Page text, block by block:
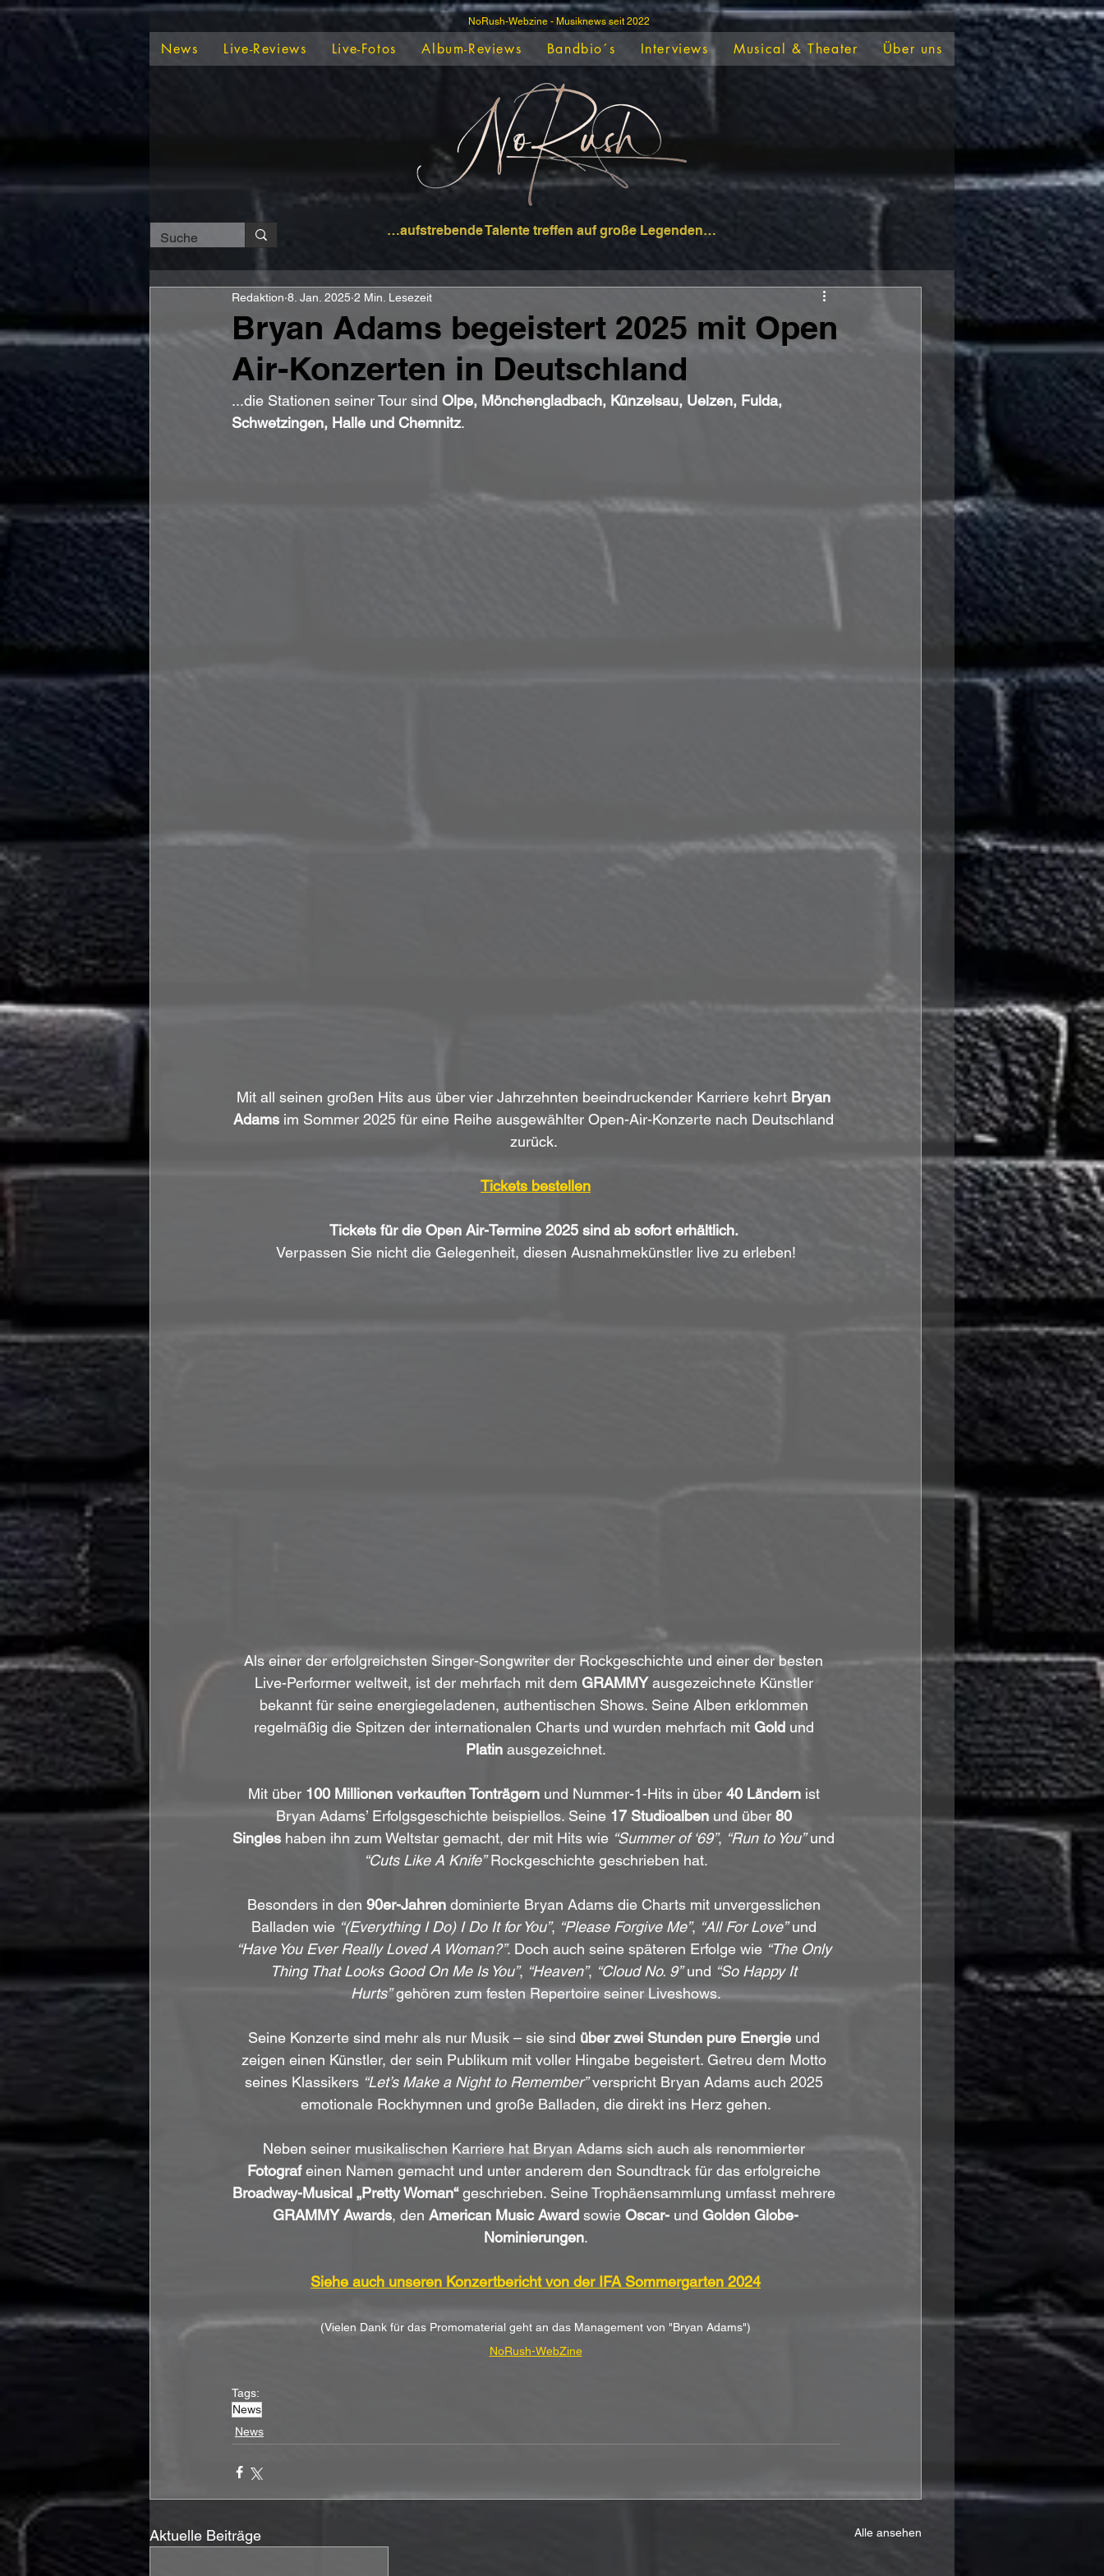
NoRush-Webzine - Musiknews seit 2022
News Live-Reviews Live-Fotos Album-Reviews Bandbio´s Interviews Musical & Theater Über uns
…aufstrebende Talente treffen auf große Legenden…
Bryan Adams begeistert 2025 mit Open
Air-Konzerten in Deutschland
Redaktion 8. Jan. 2025 2 Min. Lesezeit
...die Stationen seiner Tour sind Olpe, Mönchengladbach, Künzelsau, Uelzen, Fulda,
Schwetzingen, Halle und Chemnitz.
Mit all seinen großen Hits aus über vier Jahrzehnten beeindruckender Karriere kehrt Bryan
Adams im Sommer 2025 für eine Reihe ausgewählter Open-Air-Konzerte nach Deutschland
zurück.
Tickets bestellen
Tickets für die Open Air-Termine 2025 sind ab sofort erhältlich.
Verpassen Sie nicht die Gelegenheit, diesen Ausnahmekünstler live zu erleben!
Als einer der erfolgreichsten Singer-Songwriter der Rockgeschichte und einer der besten
Live-Performer weltweit, ist der mehrfach mit dem GRAMMY ausgezeichnete Künstler
bekannt für seine energiegeladenen, authentischen Shows. Seine Alben erklommen
regelmäßig die Spitzen der internationalen Charts und wurden mehrfach mit Gold und
Platin ausgezeichnet.
Mit über 100 Millionen verkauften Tonträgern und Nummer-1-Hits in über 40 Ländern ist
Bryan Adams’ Erfolgsgeschichte beispiellos. Seine 17 Studioalben und über 80
Singles haben ihn zum Weltstar gemacht, der mit Hits wie “Summer of ‘69”, “Run to You” und
“Cuts Like A Knife” Rockgeschichte geschrieben hat.
Besonders in den 90er-Jahren dominierte Bryan Adams die Charts mit unvergesslichen
Balladen wie “(Everything I Do) I Do It for You”, “Please Forgive Me”, “All For Love” und
“Have You Ever Really Loved A Woman?”. Doch auch seine späteren Erfolge wie “The Only
Thing That Looks Good On Me Is You”, “Heaven”, “Cloud No. 9” und “So Happy It
Hurts” gehören zum festen Repertoire seiner Liveshows.
Seine Konzerte sind mehr als nur Musik – sie sind über zwei Stunden pure Energie und
zeigen einen Künstler, der sein Publikum mit voller Hingabe begeistert. Getreu dem Motto
seines Klassikers “Let’s Make a Night to Remember” verspricht Bryan Adams auch 2025
emotionale Rockhymnen und große Balladen, die direkt ins Herz gehen.
Neben seiner musikalischen Karriere hat Bryan Adams sich auch als renommierter
Fotograf einen Namen gemacht und unter anderem den Soundtrack für das erfolgreiche
Broadway-Musical „Pretty Woman“ geschrieben. Seine Trophäensammlung umfasst mehrere
GRAMMY Awards, den American Music Award sowie Oscar- und Golden Globe-
Nominierungen.
Siehe auch unseren Konzertbericht von der IFA Sommergarten 2024
(Vielen Dank für das Promomaterial geht an das Management von "Bryan Adams")
NoRush-WebZine
Tags:
News
News
Aktuelle Beiträge Alle ansehen